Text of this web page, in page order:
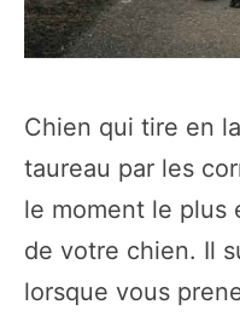
Chien qui tire en
taureau par les
le moment le plus
de votre chien. Il
lorsque vous